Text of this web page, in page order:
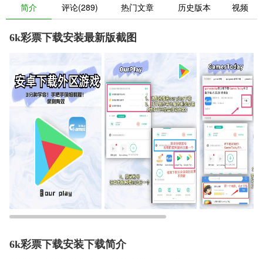
简介 评论(289) 热门文章 历史版本 视频
6k彩票下载安装最新版截图
6k彩票下载安装下载简介